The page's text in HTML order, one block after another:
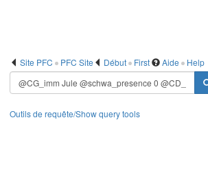
Site PFC PFC Site Début First Aide Help
Outils de requête/Show query tools